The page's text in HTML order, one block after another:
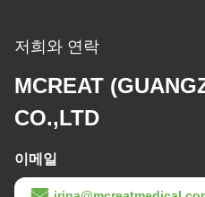
저희와 연락
MCREAT
CO.,LTD
이메일